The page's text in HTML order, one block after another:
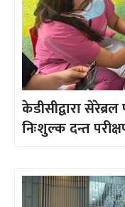
केडीसीद्वारा
निःशुल्क दन्त